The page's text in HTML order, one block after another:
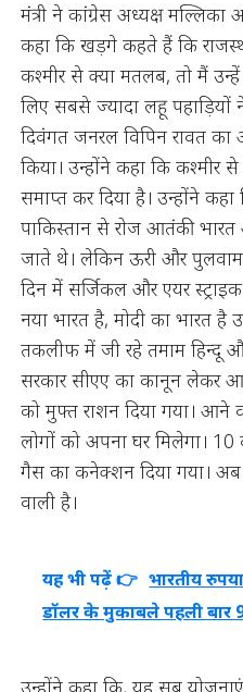
मंत्री ने कांग्रेस अध्यक्ष
कहा कि खड़गे कहते हैं कि
कश्मीर से क्या मतलब, तो मैं
लिए सबसे ज्यादा लहू पहाड़ियों
दिवंगत जनरल विपिन रावत
किया। उन्होंने कहा कि कश्मीर
समाप्त कर दिया है। उन्होंने
पाकिस्तान से रोज आतंकी
जाते थे। लेकिन ऊरी और
दिन में सर्जिकल और एयर
नया भारत है, मोदी का भारत
तकलीफ में जी रहे तमाम हिन्दू
सरकार सीएए का कानून लेकर
को मुफ्त राशन दिया गया। आने
लोगों को अपना घर मिलेगा।
गैस का कनेक्शन दिया गया।
वाली है।
यह भी पढ़ें 👉 भारतीय
डॉलर के मुकाबले पहली बार
उन्होंने कहा कि, यह सब